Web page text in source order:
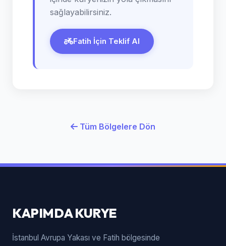
sağlayabilirsiniz.
Fatih İçin Teklif Al
Tüm Bölgelere Dön
KAPIMDA KURYE
İstanbul Avrupa Yakası ve Fatih bölgesinde